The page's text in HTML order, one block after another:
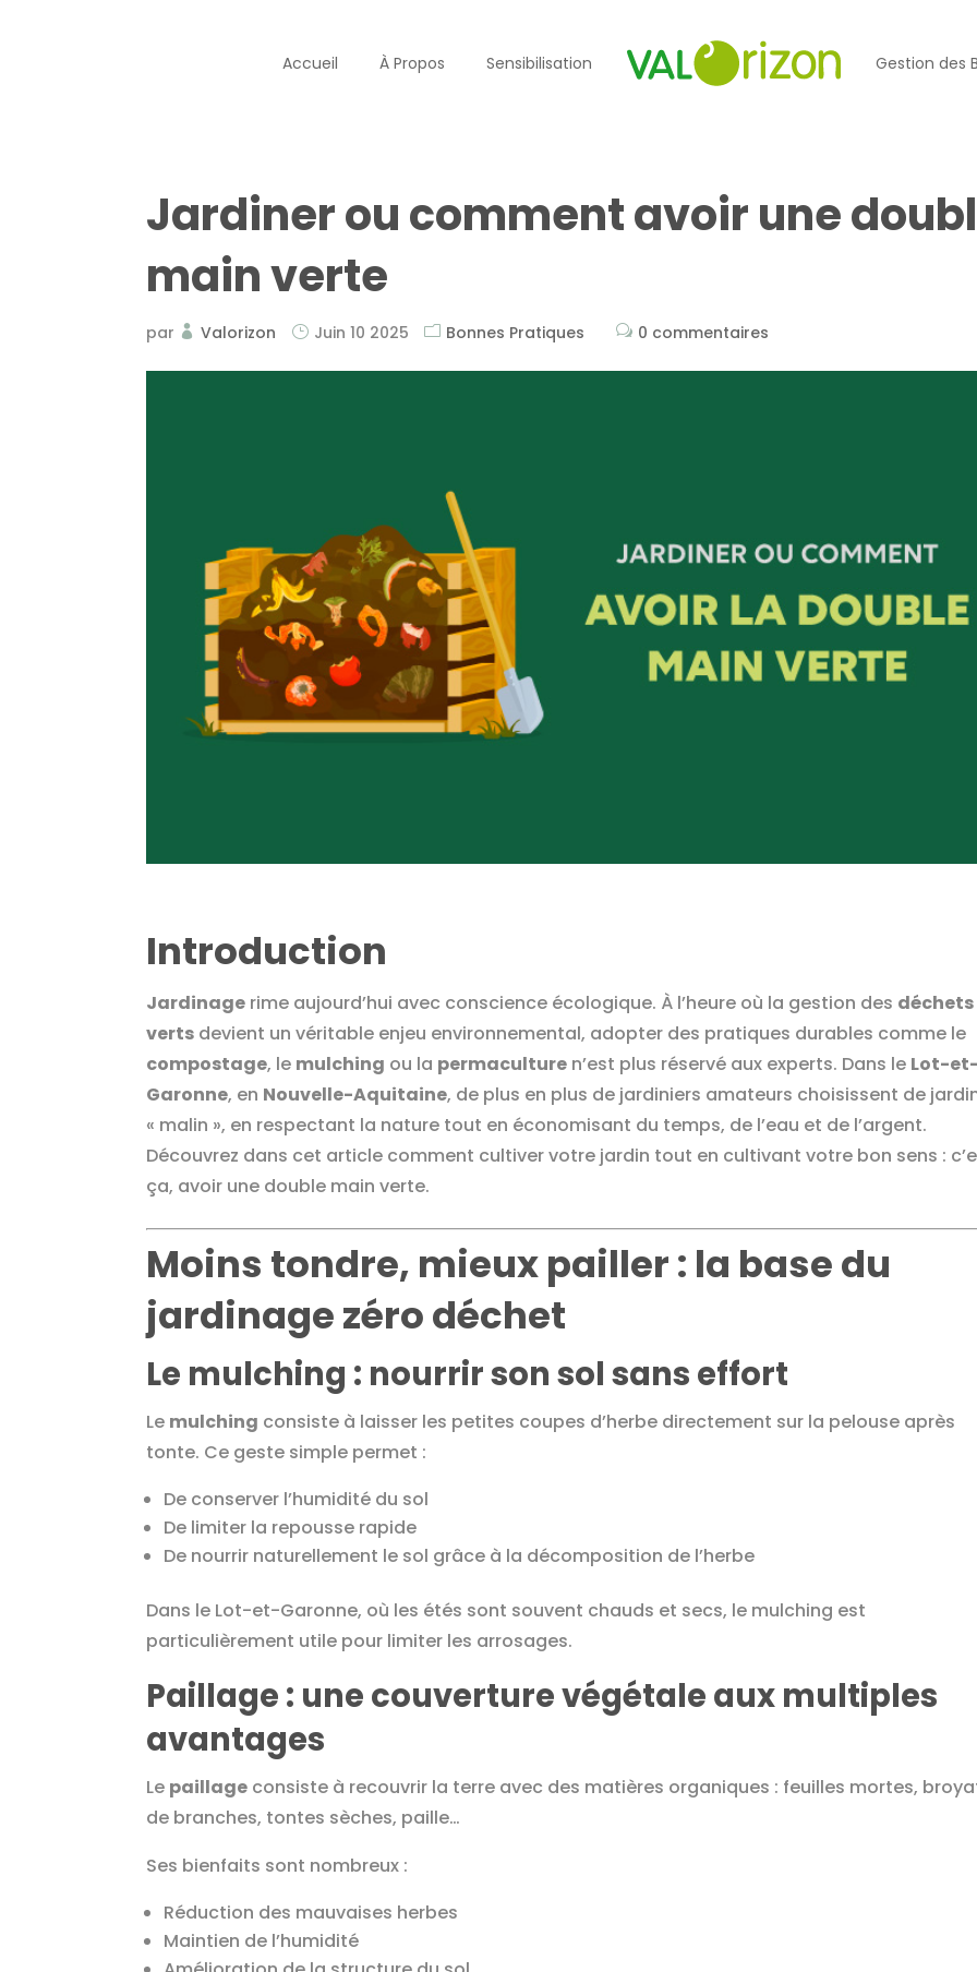
Accueil À Propos Sensibilisation Gestion des
Jardiner ou comment avoir une
main verte
par Valorizon Juin 10 2025 Bonnes Pratiques 0 commentaires
Introduction
Jardinage rime aujourd’hui avec conscience écologique. À l’heure où la gestion des déchets
verts devient un véritable enjeu environnemental, adopter des pratiques durables comme le
compostage, le mulching ou la permaculture n’est plus réservé aux experts. Dans le Lot-
Garonne, en Nouvelle-Aquitaine, de plus en plus de jardiniers amateurs choisissent de
« malin », en respectant la nature tout en économisant du temps, de l’eau et de l’argent.
Découvrez dans cet article comment cultiver votre jardin tout en cultivant votre bon sens :
ça, avoir une double main verte.
Moins tondre, mieux pailler : la base du
jardinage zéro déchet
Le mulching : nourrir son sol sans effort
Le mulching consiste à laisser les petites coupes d’herbe directement sur la pelouse après
tonte. Ce geste simple permet :
De conserver l’humidité du sol
De limiter la repousse rapide
De nourrir naturellement le sol grâce à la décomposition de l’herbe
Dans le Lot-et-Garonne, où les étés sont souvent chauds et secs, le mulching est
particulièrement utile pour limiter les arrosages.
Paillage : une couverture végétale aux multiples
avantages
Le paillage consiste à recouvrir la terre avec des matières organiques : feuilles mortes,
de branches, tontes sèches, paille…
Ses bienfaits sont nombreux :
Réduction des mauvaises herbes
Maintien de l’humidité